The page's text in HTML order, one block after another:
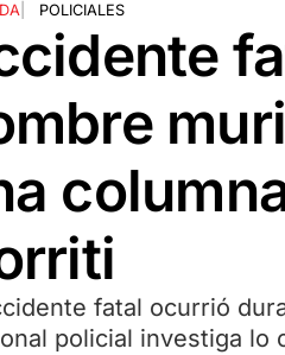
| POLICIALES
fatal ocurrió
policial investiga lo